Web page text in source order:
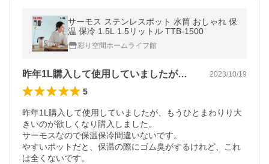
サーモス ステンレスポット 水筒 おしゃれ 保
温 保冷 1.5L 1.5リットル TTB-1500
彩り空間ホームライフ館
昨年1L購入して使用していましたが、も… 2023/10/19
5
昨年1L購入して使用していましたが、もうひとまわりり大
きいのが欲しくなり購入しました。
サーモスなので保温保冷間違いないです。
やすいポットだと、保温の際にゴム臭がするけれど、これ
は全くないです。